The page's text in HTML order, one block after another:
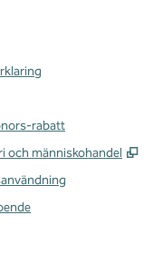
rabatt
och människohandel
,